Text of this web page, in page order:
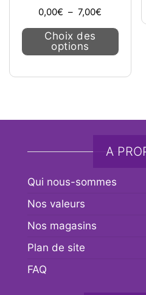
0,00€ – 7,00€
Choix des
options
Ce
A
Qui nous-sommes
Nos valeurs
Nos magasins
Plan de site
FAQ